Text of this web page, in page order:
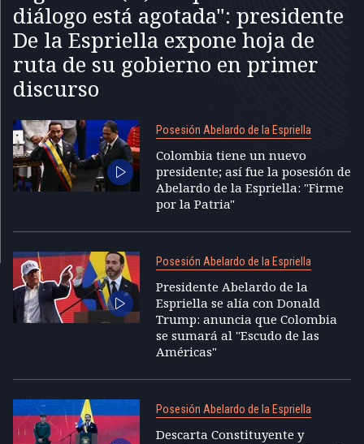
diálogo está agotada": presidente
De la Espriella expone hoja de
ruta de su gobierno en primer
discurso
Posesión Abelardo de la Espriella
Colombia tiene un nuevo
presidente; así fue la posesión de
Abelardo de la Espriella: "Firme
por la Patria"
Posesión Abelardo de la Espriella
Presidente Abelardo de la
Espriella se alía con Donald
Trump: anuncia que Colombia
se sumará al "Escudo de las
Américas"
Posesión Abelardo de la Espriella
Descarta Constituyente y